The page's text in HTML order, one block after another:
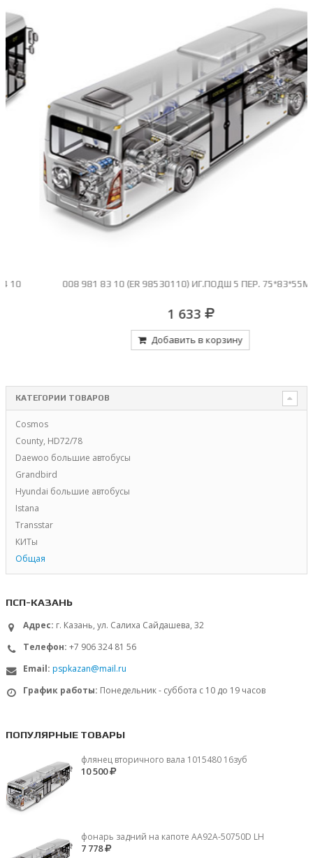
008 981 83 10 (ER 98530110) ИГ.ПОДШ 5 ПЕР. 75*83*55ММ
1 633
Добавить в корзину
КАТЕГОРИИ ТОВАРОВ
Cosmos
County, HD72/78
Daewoo большие автобусы
Grandbird
Hyundai большие автобусы
Istana
Transstar
КИТы
Общая
ПСП-КАЗАНЬ
Адрес: г. Казань, ул. Салиха Сайдашева, 32
Телефон: +7 906 324 81 56
Email: pspkazan@mail.ru
График работы: Понедельник - суббота с 10 до 19 часов
ПОПУЛЯРНЫЕ ТОВАРЫ
флянец вторичного вала 1015480 16зуб
10 500
фонарь задний на капоте AA92A-50750D LH
7 778